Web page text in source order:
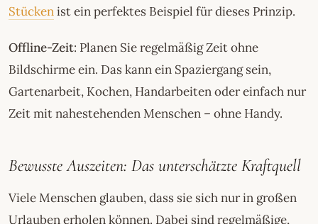
Stückenist ein perfektes Beispiel für dieses Prinzip.
Offline-Zeit: Planen Sie regelmäßig Zeit ohne
Bildschirme ein. Das kann ein Spaziergang sein,
Gartenarbeit, Kochen, Handarbeiten oder einfach nur
Zeit mit nahestehenden Menschen – ohne Handy.
Bewusste Auszeiten: Das unterschätzte Kraftquell
Viele Menschen glauben, dass sie sich nur in großen
Urlauben erholen können. Dabei sind regelmäßige,